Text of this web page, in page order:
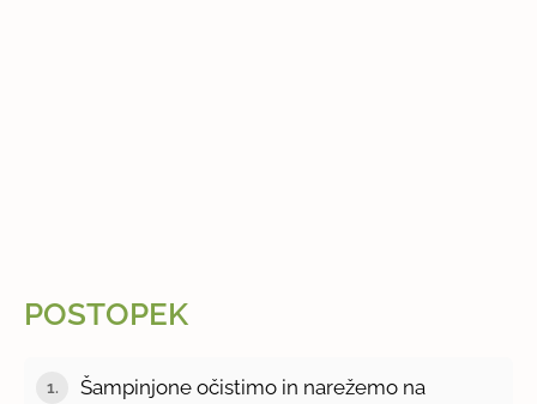
POSTOPEK
1.
Šampinjone očistimo in narežemo na